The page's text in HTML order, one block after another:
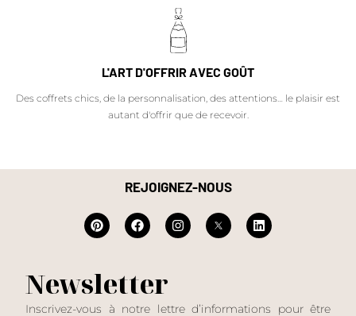
L'ART D'OFFRIR AVEC GOÛT
Des coffrets chics, de la personnalisation, des attentions… le plaisir est
autant d'offrir que de recevoir.
REJOIGNEZ-NOUS
Newsletter
Inscrivez-vous à notre lettre d’informations pour être